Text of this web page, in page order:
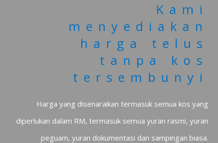
Kami
menyediakan
harga telus
tanpa kos
tersembunyi
Harga yang disenaraikan termasuk semua kos yang
diperlukan dalam RM, termasuk semua yuran rasmi, yuran
peguam, yuran dokumentasi dan sampingan biasa.